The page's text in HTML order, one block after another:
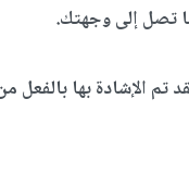
تصل إلى وجهتك.
تم الإشادة بها